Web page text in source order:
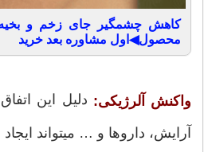
محصول◀اول مشاوره بعد خرید
واکنش آلرژیکی: دلیل این
آرایش، داروها و … می‎تواند ایجاد شود.